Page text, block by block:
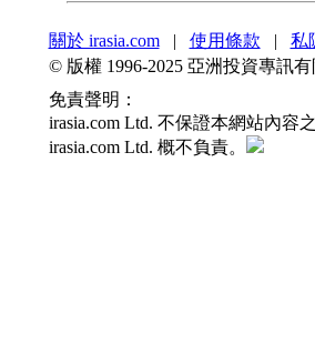
關於 irasia.com| 使用條款 | 私
© 版權 1996-2025 亞洲投資專訊
免責聲明：
irasia.com Ltd. 不保證本網站內
irasia.com Ltd. 概不負責。